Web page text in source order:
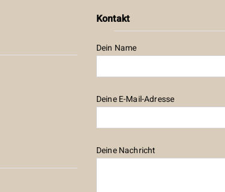
Kontakt
Dein Name
Deine E-Mail-Adresse
Deine Nachricht